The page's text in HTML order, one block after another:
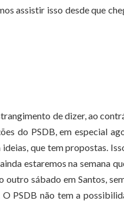
assistir isso desde que
de dizer, ao
do PSDB, em especial
que tem propostas.
estaremos na semana
outro sábado em Santos,
PSDB não tem a